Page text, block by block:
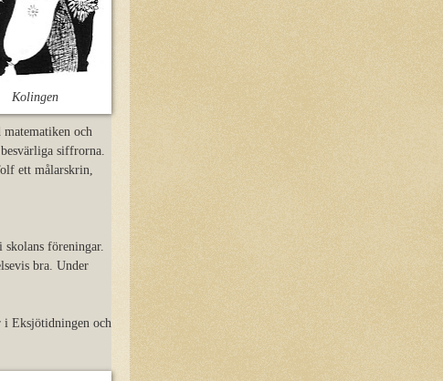
Kolingen
och
siffrorna.
ett målarskrin,
föreningar.
bra. Under
i Eksjötidningen och